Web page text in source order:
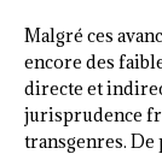
Malgré ces
encore des
directe et
jurisprudence
transgenres.